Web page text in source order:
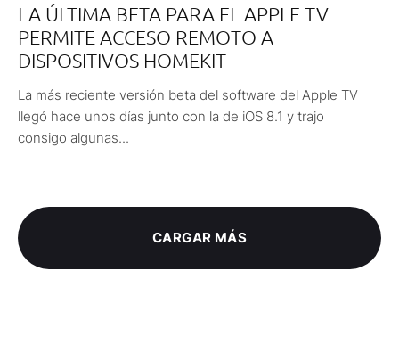
LA ÚLTIMA BETA PARA EL APPLE TV
PERMITE ACCESO REMOTO A
DISPOSITIVOS HOMEKIT
La más reciente versión beta del software del Apple TV
llegó hace unos días junto con la de iOS 8.1 y trajo
consigo algunas...
CARGAR MÁS